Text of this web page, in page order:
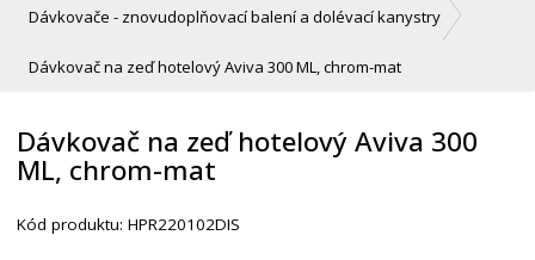
e
o
n
t
n
Dávkovače - znovudoplňovací balení a dolévací kanystry
Dávkovač na zeď hotelový Aviva 300 ML, chrom-mat
Dávkovač na zeď hotelový Aviva 300
ML, chrom-mat
Kód produktu:HPR220102DIS